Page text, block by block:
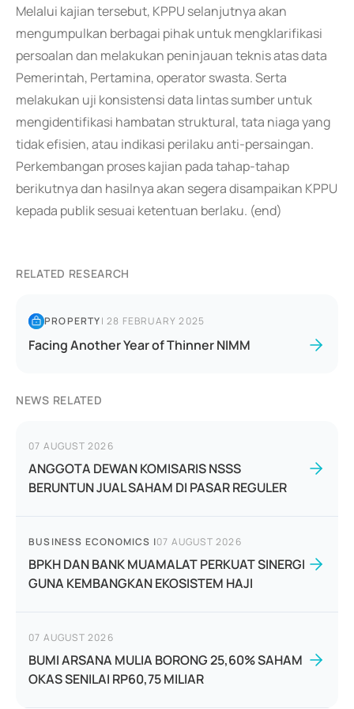
Melalui kajian tersebut, KPPU selanjutnya akan
mengumpulkan berbagai pihak untuk mengklarifikasi
persoalan dan melakukan peninjauan teknis atas data
Pemerintah, Pertamina, operator swasta. Serta
melakukan uji konsistensi data lintas sumber untuk
mengidentifikasi hambatan struktural, tata niaga yang
tidak efisien, atau indikasi perilaku anti-persaingan.
Perkembangan proses kajian pada tahap-tahap
berikutnya dan hasilnya akan segera disampaikan KPPU
kepada publik sesuai ketentuan berlaku. (end)
RELATED RESEARCH
PROPERTY|28 FEBRUARY 2025
Facing Another Year of Thinner NIMM
NEWS RELATED
07 AUGUST 2026
ANGGOTA DEWAN KOMISARIS NSSS
BERUNTUN JUAL SAHAM DI PASAR REGULER
BUSINESS ECONOMICS |07 AUGUST 2026
BPKH DAN BANK MUAMALAT PERKUAT SINERGI
GUNA KEMBANGKAN EKOSISTEM HAJI
07 AUGUST 2026
BUMI ARSANA MULIA BORONG 25,60% SAHAM
OKAS SENILAI RP60,75 MILIAR